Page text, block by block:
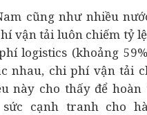
cũng như nhiều
vận tải luôn chiếm tỷ
logistics (khoảng
nhau, chi phí vận tải
này cho thấy để hoàn
cạnh tranh cho